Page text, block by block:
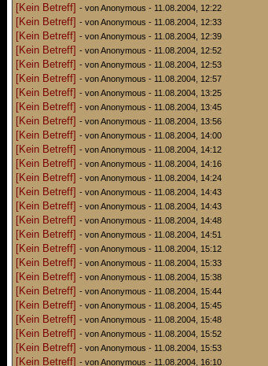
[Kein Betreff] - von Anonymous - 11.08.2004, 12:22
[Kein Betreff] - von Anonymous - 11.08.2004, 12:33
[Kein Betreff] - von Anonymous - 11.08.2004, 12:39
[Kein Betreff] - von Anonymous - 11.08.2004, 12:52
[Kein Betreff] - von Anonymous - 11.08.2004, 12:53
[Kein Betreff] - von Anonymous - 11.08.2004, 12:57
[Kein Betreff] - von Anonymous - 11.08.2004, 13:25
[Kein Betreff] - von Anonymous - 11.08.2004, 13:45
[Kein Betreff] - von Anonymous - 11.08.2004, 13:56
[Kein Betreff] - von Anonymous - 11.08.2004, 14:00
[Kein Betreff] - von Anonymous - 11.08.2004, 14:12
[Kein Betreff] - von Anonymous - 11.08.2004, 14:16
[Kein Betreff] - von Anonymous - 11.08.2004, 14:24
[Kein Betreff] - von Anonymous - 11.08.2004, 14:43
[Kein Betreff] - von Anonymous - 11.08.2004, 14:43
[Kein Betreff] - von Anonymous - 11.08.2004, 14:48
[Kein Betreff] - von Anonymous - 11.08.2004, 14:51
[Kein Betreff] - von Anonymous - 11.08.2004, 15:12
[Kein Betreff] - von Anonymous - 11.08.2004, 15:33
[Kein Betreff] - von Anonymous - 11.08.2004, 15:38
[Kein Betreff] - von Anonymous - 11.08.2004, 15:44
[Kein Betreff] - von Anonymous - 11.08.2004, 15:45
[Kein Betreff] - von Anonymous - 11.08.2004, 15:48
[Kein Betreff] - von Anonymous - 11.08.2004, 15:52
[Kein Betreff] - von Anonymous - 11.08.2004, 15:53
[Kein Betreff] - von Anonymous - 11.08.2004, 16:10